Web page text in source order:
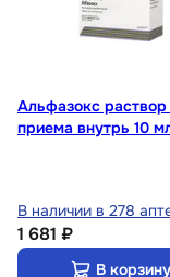
Альфазокс раствор
приема внутрь 10
В наличии в 278
1 681 ₽
В корзину